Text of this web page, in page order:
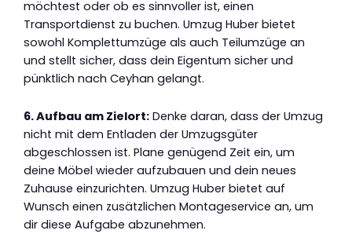
möchtest oder ob es sinnvoller ist, einen
Transportdienst zu buchen. Umzug Huber bietet
sowohl Komplettumzüge als auch Teilumzüge an
und stellt sicher, dass dein Eigentum sicher und
pünktlich nach Ceyhan gelangt.
6. Aufbau am Zielort: Denke daran, dass der Umzug
nicht mit dem Entladen der Umzugsgüter
abgeschlossen ist. Plane genügend Zeit ein, um
deine Möbel wieder aufzubauen und dein neues
Zuhause einzurichten. Umzug Huber bietet auf
Wunsch einen zusätzlichen Montageservice an, um
dir diese Aufgabe abzunehmen.